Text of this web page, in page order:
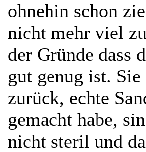
ohnehin schon
nicht mehr viel
der Gründe dass
gut genug ist.
zurück, echte
gemacht habe,
nicht steril und